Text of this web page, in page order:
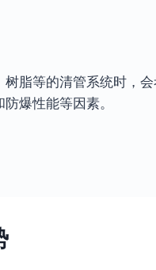
树脂等的清管系统时，
爆性能等因素。